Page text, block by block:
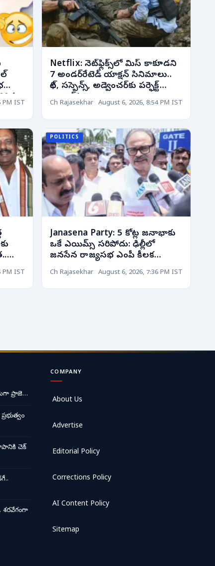
PM IST
Netflix: నెట్‌ఫ్లిక్స్‌లో మిస్ కాకూడని
7 అండర్‌రేటెడ్ యాక్షన్ సినిమాలు..
థ్రిల్, సస్పెన్స్, అడ్వెంచర్‌కు పర్ఫెక్ట్
ఛాయిస్!
Ch Rajasekhar August 6, 2026, 8:54 PM IST
PM IST
POLITICS
Janasena Party: 5 కోట్ల జనాభాకు
ఒకే ఎయిమ్స్ సరిపోదు: ఢిల్లీలో
జనసేన రాజ్యసభ ఎంపీ కీలక
వ్యాఖ్యలు!
Ch Rajasekhar August 6, 2026, 7:36 PM IST
మెగా ప్రాజె…
చెక్
శరవేగంగా
COMPANY
About Us
Advertise
Editorial Policy
Corrections Policy
AI Content Policy
Sitemap